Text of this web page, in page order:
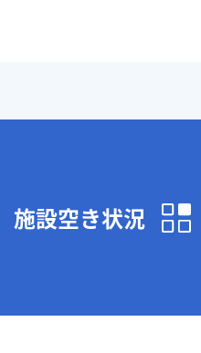
施設空き状況